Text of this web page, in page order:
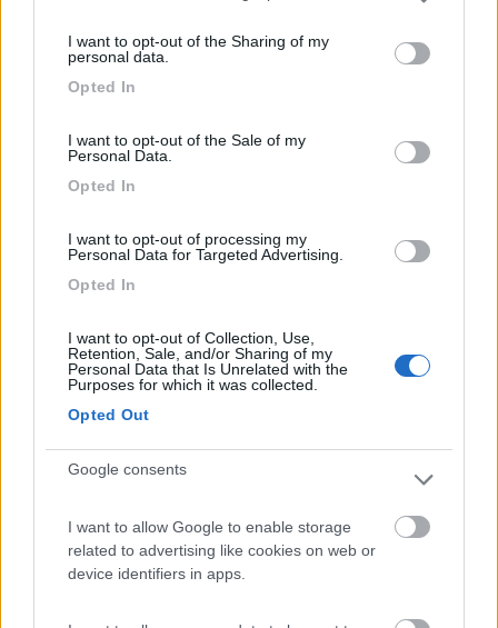
not limited to your visit or usage behaviour. You may click to
grant or deny consent to Google and its third-party tags to
use your data for below specified purposes in below Google
I want to opt-out of the Sharing of my
personal data.
Opted In
I want to opt-out of the Sale of my
Personal Data.
Opted In
I want to opt-out of processing my
Personal Data for Targeted Advertising.
Opted In
I want to opt-out of Collection, Use,
Retention, Sale, and/or Sharing of my
Personal Data that Is Unrelated with the
Purposes for which it was collected.
Opted Out
Google consents
I want to allow Google to enable storage
related to advertising like cookies on web or
device identifiers in apps.
Caratteristiche
Segnalati nei dintorni
9
9.5 Primiero San Martino di Castrozza
Area di sosta